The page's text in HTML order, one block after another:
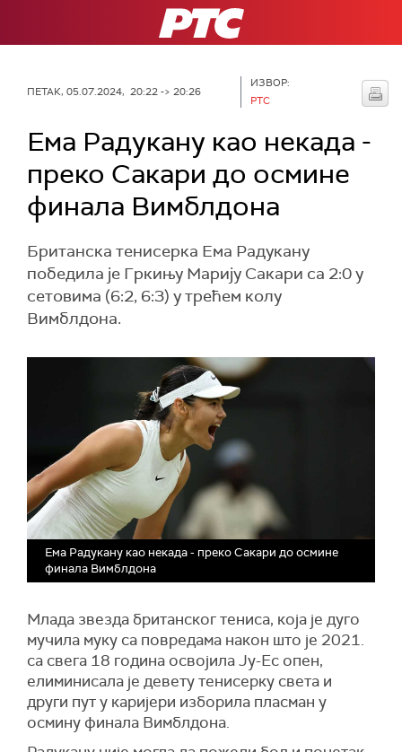
РТС
ПЕТАК, 05.07.2024, 20:22 -> 20:26
ИЗВОР:
РТС
Ема Радукану као некада -
преко Сакари до осмине
финала Вимблдона
Британска тенисерка Ема Радукану
победила је Гркињу Марију Сакари са 2:0 у
сетовима (6:2, 6:3) у трећем колу
Вимблдона.
Ема Радукану као некада - преко Сакари до осмине
финала Вимблдона
Млада звезда британског тениса, која је дуго
мучила муку са повредама након што је 2021.
са свега 18 година освојила Ју-Ес опен,
елиминисала је девету тенисерку света и
други пут у каријери изборила пласман у
осмину финала Вимблдона.